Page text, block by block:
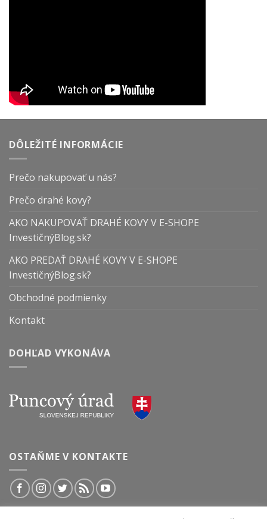
DÔLEŽITÉ INFORMÁCIE
Prečo nakupovať u nás?
Prečo drahé kovy?
AKO NAKUPOVAŤ DRAHÉ KOVY V E-SHOPE
InvestičnýBlog.sk?
AKO PREDAŤ DRAHÉ KOVY V E-SHOPE
InvestičnýBlog.sk?
Obchodné podmienky
Kontakt
DOHĽAD VYKONÁVA
OSTAŇME V KONTAKTE